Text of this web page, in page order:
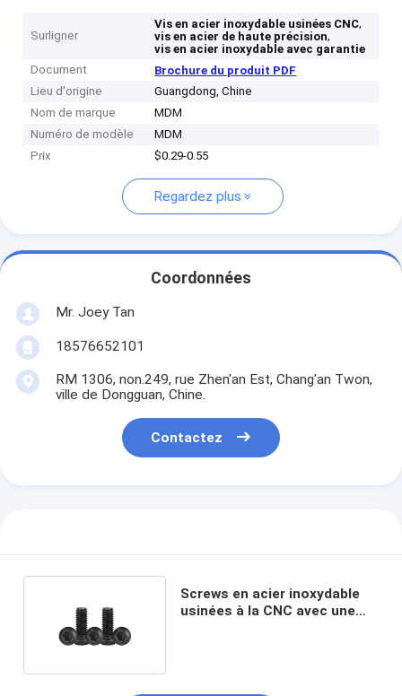
Surligner
Vis en acier inoxydable usinées CNC,
vis en acier de haute précision,
vis en acier inoxydable avec garantie
Document
Brochure du produit PDF
Lieu d'origine
Guangdong, Chine
Nom de marque
MDM
Numéro de modèle
MDM
Prix
$0.29-0.55
Regardez plus
Coordonnées
Mr. Joey Tan
18576652101
RM 1306, non.249, rue Zhen'an Est, Chang'an Twon,
ville de Dongguan, Chine.
Contactez
Screws en acier inoxydable
usinées à la CNC avec une